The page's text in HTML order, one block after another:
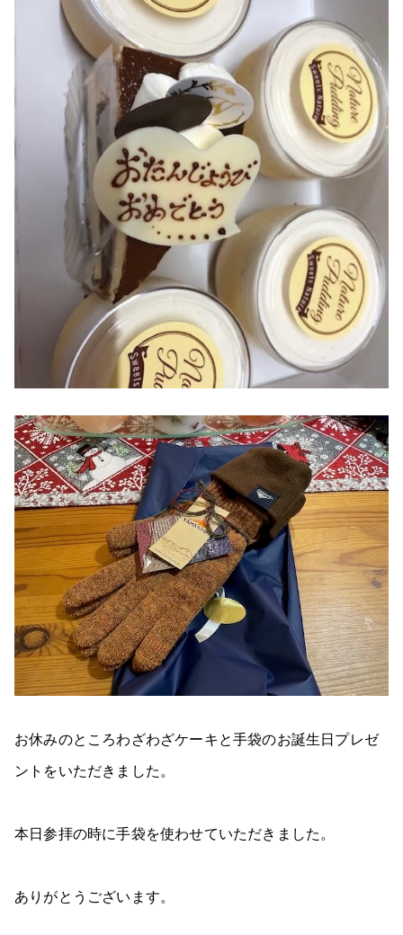
お休みのところわざわざケーキと手袋のお誕生日プレゼ
ントをいただきました。
本日参拝の時に手袋を使わせていただきました。
ありがとうございます。